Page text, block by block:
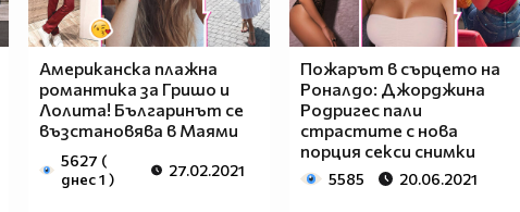
Американска плажна
романтика за Гришо и
Лолита! Българинът се
възстановява в Маями
5627 (
днес 1 )
27.02.2021
Пожарът в сърцето на
Роналдо: Джорджина
Родригес пали
страстите с нова
порция секси снимки
5585 20.06.2021